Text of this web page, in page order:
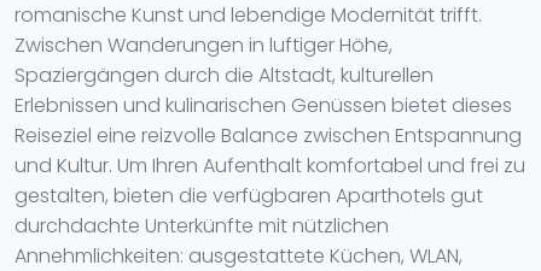
romanische Kunst und lebendige Modernität trifft.
Zwischen Wanderungen in luftiger Höhe,
Spaziergängen durch die Altstadt, kulturellen
Erlebnissen und kulinarischen Genüssen bietet dieses
Reiseziel eine reizvolle Balance zwischen Entspannung
und Kultur. Um Ihren Aufenthalt komfortabel und frei zu
gestalten, bieten die verfügbaren Aparthotels gut
durchdachte Unterkünfte mit nützlichen
Annehmlichkeiten: ausgestattete Küchen, WLAN,